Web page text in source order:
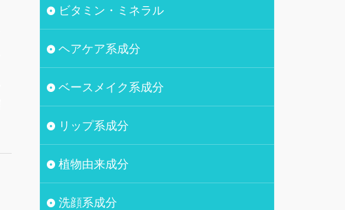
ビタミン・ミネラル
ヘアケア系成分
ベースメイク系成分
リップ系成分
植物由来成分
洗顔系成分